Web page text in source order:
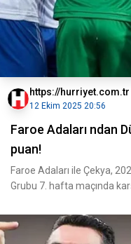
https://hurriyet.com.tr
12 Ekim 2025 20:56
Faroe Adaları ndan
puan!
Faroe Adaları ile Çekya,
Grubu 7. hafta maçında